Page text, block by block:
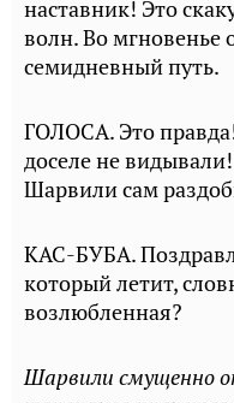
наставник! Это
волн. Во мгновенье
семидневный путь.
ГОЛОСА. Это
доселе не
Шарвили сам
КАС-БУБА.
который летит,
возлюбленная?
Шарвили смущенно